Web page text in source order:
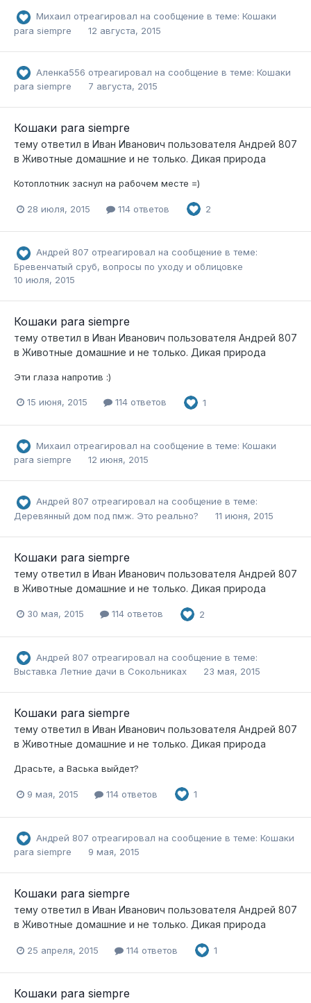
Михаил отреагировал на сообщение в теме: Кошаки
para siempre
12 августа, 2015
Аленка556 отреагировал на сообщение в теме: Кошаки
para siempre
7 августа, 2015
Кошаки para siempre
тему ответил в Иван Иванович пользователя Андрей 807
в Животные домашние и не только. Дикая природа
Котоплотник заснул на рабочем месте =)
28 июля, 2015 114 ответов 2
Андрей 807 отреагировал на сообщение в теме:
Бревенчатый сруб, вопросы по уходу и облицовке
10 июля, 2015
Кошаки para siempre
тему ответил в Иван Иванович пользователя Андрей 807
в Животные домашние и не только. Дикая природа
Эти глаза напротив :)
15 июня, 2015 114 ответов 1
Михаил отреагировал на сообщение в теме: Кошаки
para siempre
12 июня, 2015
Андрей 807 отреагировал на сообщение в теме:
Деревянный дом под пмж. Это реально?
11 июня, 2015
Кошаки para siempre
тему ответил в Иван Иванович пользователя Андрей 807
в Животные домашние и не только. Дикая природа
30 мая, 2015 114 ответов 2
Андрей 807 отреагировал на сообщение в теме:
Выставка Летние дачи в Сокольниках
23 мая, 2015
Кошаки para siempre
тему ответил в Иван Иванович пользователя Андрей 807
в Животные домашние и не только. Дикая природа
Драсьте, а Васька выйдет?
9 мая, 2015 114 ответов 1
Андрей 807 отреагировал на сообщение в теме: Кошаки
para siempre
9 мая, 2015
Кошаки para siempre
тему ответил в Иван Иванович пользователя Андрей 807
в Животные домашние и не только. Дикая природа
25 апреля, 2015 114 ответов 1
Кошаки para siempre